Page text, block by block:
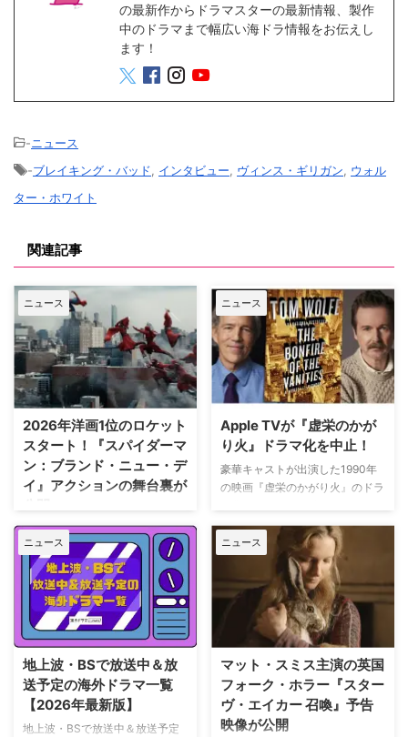
の最新作からドラマスターの最新情報、製作
中のドラマまで幅広い海ドラ情報をお伝えし
ます！
-ニュース
-ブレイキング・バッド インタビュー ヴィンス・ギリガン
ウォル
ター・ホワイト
関連記事
ニュース
2026年洋画1位のロケット
スタート！『スパイダーマ
ン：ブランド・ニュー・デ
イ』アクションの舞台裏が
トム・ホランド演じるスパイダー
マンの新たな物語を描く映画『ス
パイダーマン：ブランド・ニュ
ー・デイ』が大ヒット上映中だ。
公開初日の興行収入は5億6,000
万円を超え、2026年公開の洋画
ナンバーワンを記録。このたび、
主演のトム・ホランド自らが臨場
感あふれるアクションシーン撮影
の裏側を明かす特別映像が公開さ
れた。 世界中で大ヒットを記
録！ 映画史に残る快挙を達成 ソ
ニュース
Apple TVが『虚栄のかが
り火』ドラマ化を中止！
豪華キャストが出演した1990年
の映画『虚栄のかがり火』のドラ
たが、頓挫したことが明らかにな
った。米Deadlineが報じてい
る。 鬼門らしく一筋縄ではいか
ず 原作は、1987年に出版された
トム・ウルフのベストセラー小説
「虚栄の篝火」。1980年代のニ
ューヨークの上流社会を辛辣に風
刺した作品だ。ウォール街で台頭
したトレーダーたち、その華奢な
妻や愛人、そして富裕層が住むマ
ンハッタンと周辺の貧困な地区と
の間にくすぶる人種間の緊張を描
ニュース
地上波・BSで放送中＆放
送予定の海外ドラマ一覧
【2026年最新版】
地上波・BSで放送中＆放送予定
ニュース
マット・スミス主演の英国
フォーク・ホラー『スター
ヴ・エイカー 召喚』予告
映像が公開